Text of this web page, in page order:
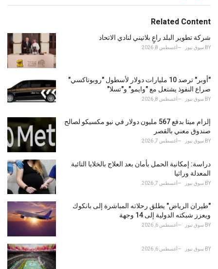
e
o
r
:
Related Content
شركة تطوير البلد راعٍ بلاتيني لنادي الاتحاد
BY سوق نيوز أغسطس 8, 2026
"أوبر" ترصد 10 مليارات دولار لأسطول "روبوتاكسي"
صراع النفوذ يشتعل مع "وايمو" و"تسلا"
BY سوق نيوز أغسطس 8, 2026
إلزام ميتا بدفع 567 مليون دولار في نيو مكسيكو لصالح
صندوق معني بالقصر
BY سوق نيوز أغسطس 7, 2026
دراسة: إمكانية الحمل بأمان بعد العلاج بالخلايا التائية
المعدلة وراثيا
BY سوق نيوز أغسطس 7, 2026
"طيران الرياض" يطلق رحلاته المباشرة إلى بانكوك
ويعزز شبكته الدولية إلى 14 وجهة
BY سوق نيوز أغسطس 6, 2026
BY سوق نيوز أغسطس 6, 2026